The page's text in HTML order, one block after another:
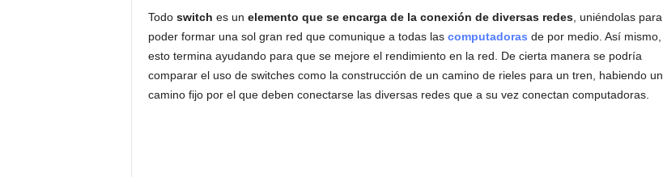
Todo switch es un elemento que se encarga de la conexión de diversas redes, uniéndolas para
poder formar una sol gran red que comunique a todas las computadoras de por medio. Así mismo,
esto termina ayudando para que se mejore el rendimiento en la red. De cierta manera se podría
comparar el uso de switches como la construcción de un camino de rieles para un tren, habiendo un
camino fijo por el que deben conectarse las diversas redes que a su vez conectan computadoras.